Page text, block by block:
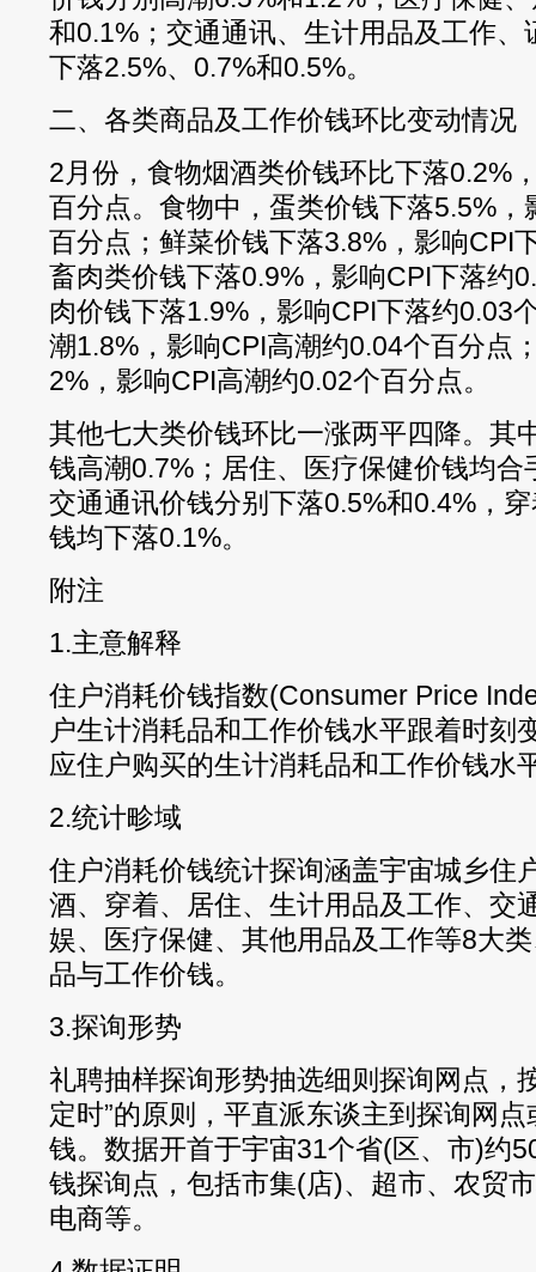
和0.1%；交通通讯、生计用品及工作
下落2.5%、0.7%和0.5%。
二、各类商品及工作价钱环比变动情况
2月份，食物烟酒类价钱环比下落0.2%
百分点。食物中，蛋类价钱下落5.5%，
百分点；鲜菜价钱下落3.8%，影响CPI
畜肉类价钱下落0.9%，影响CPI下落约
肉价钱下落1.9%，影响CPI下落约0.03
潮1.8%，影响CPI高潮约0.04个百分点
2%，影响CPI高潮约0.02个百分点。
其他七大类价钱环比一涨两平四降。其
钱高潮0.7%；居住、医疗保健价钱均
交通通讯价钱分别下落0.5%和0.4%，
钱均下落0.1%。
附注
1.主意解释
住户消耗价钱指数(Consumer Price
户生计消耗品和工作价钱水平跟着时刻
应住户购买的生计消耗品和工作价钱水
2.统计畛域
住户消耗价钱统计探询涵盖宇宙城乡住
酒、穿着、居住、生计用品及工作、交
娱、医疗保健、其他用品及工作等8大
品与工作价钱。
3.探询形势
礼聘抽样探询形势抽选细则探询网点，
定时”的原则，平直派东谈主到探询网
钱。数据开首于宇宙31个省(区、市)约
钱探询点，包括市集(店)、超市、农贸
电商等。